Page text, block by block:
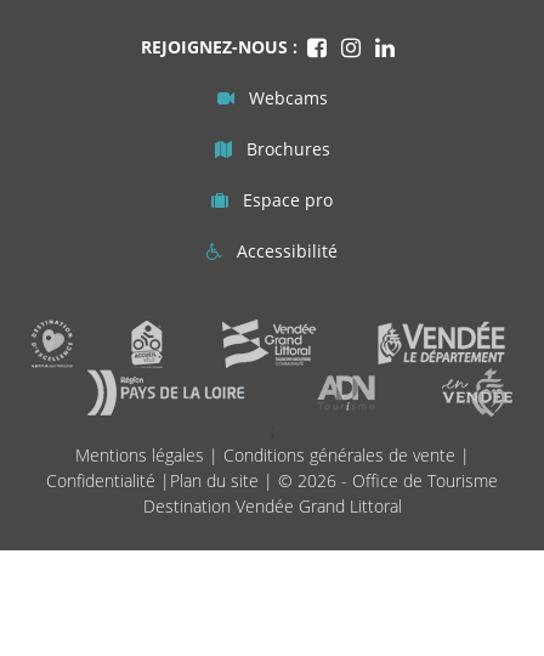
REJOIGNEZ-NOUS :
Webcams
Brochures
Espace pro
Accessibilité
Mentions légales | Conditions générales de vente |
Confidentialité | Plan du site | © 2026 - Office de Tourisme
Destination Vendée Grand Littoral